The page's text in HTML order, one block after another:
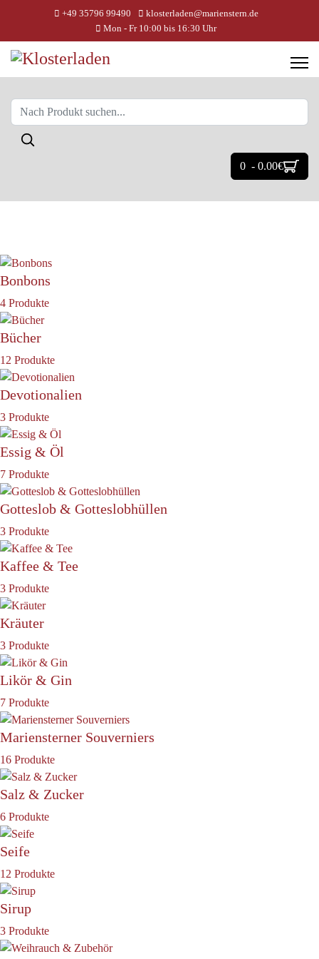
+49 35796 99490
klosterladen@marienstern.de
Mon - Fr 10:00 bis 16:30 Uhr
0 - 0.00‎€
Bonbons
4 Produkte
Bücher
12 Produkte
Devotionalien
3 Produkte
Essig & Öl
7 Produkte
Gotteslob & Gotteslobhüllen
3 Produkte
Kaffee & Tee
3 Produkte
Kräuter
3 Produkte
Likör & Gin
7 Produkte
Mariensterner Souverniers
16 Produkte
Salz & Zucker
6 Produkte
Seife
12 Produkte
Sirup
3 Produkte